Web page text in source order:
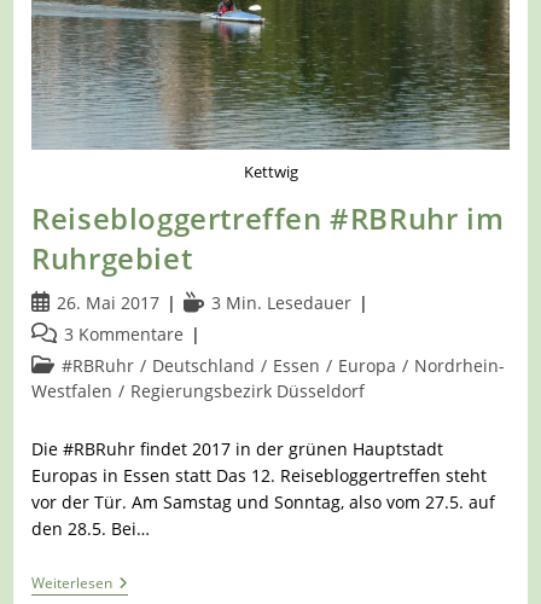
Kettwig
Reisebloggertreffen #RBRuhr im
Ruhrgebiet
Beitrag
veröffentlicht:
26. Mai 2017 Lesedauer:
3 Min. Lesedauer
Beitrags-
Kommentare:
3 Kommentare
Beitrags-
Kategorie:
#RBRuhr / Deutschland / Essen / Europa / Nordrhein-
Westfalen / Regierungsbezirk Düsseldorf
Die #RBRuhr findet 2017 in der grünen Hauptstadt
Europas in Essen statt Das 12. Reisebloggertreffen steht
vor der Tür. Am Samstag und Sonntag, also vom 27.5. auf
den 28.5. Bei…
WeiterlesenReisebloggertreffen